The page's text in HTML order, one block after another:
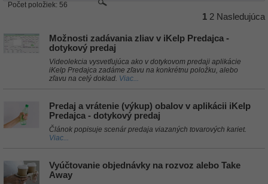
Počet položiek: 56
1 2 Nasledujúca
Možnosti zadávania zliav v iKelp Predajca -
dotykový predaj
Videolekcia vysvetľujúca ako v dotykovom predaji aplikácie
iKelp Predajca zadáme zľavu na konkrétnu položku, alebo
zľavu na celý doklad. Viac...
Predaj a vrátenie (výkup) obalov v aplikácii iKelp
Predajca - dotykový predaj
Článok popisuje scenár predaja viazaných tovarových kariet.
Viac...
Vyúčtovanie objednávky na rozvoz alebo Take
Away